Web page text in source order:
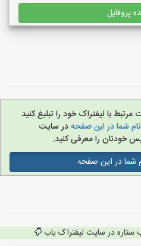
پروفایل
با لیفتراک خود را تبلیغ کنید
شما در این صفحهدر سایت
خودتان را معرفی کنید.
شما در این صفحه
ستاره در سایت لیفتراک یاب